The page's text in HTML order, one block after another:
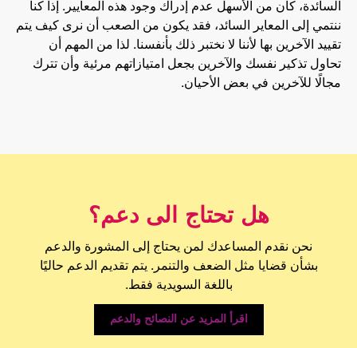
السائدة، كان من الأسهل عدم إدراك وجود هذه المعايير. إذا كنا
ننتمي إلى المعاير السائد، فقد يكون من الصعب أن نرى كيف يتم
تقييد الآخرين بها لأننا لا نختبر ذلك بأنفسنا. لذا من المهم أن
تحاول تذكير نفسك والآخرين بجعل امتيازاتهم مرئية وأن تترك
مجالًا للآخرين في بعض الأحيان.
هل تحتاج الى دعم؟
نحن نقدم المساعدك لمن يحتاج إلى المشورة والدعم
بشأن قضايا مثل الضعف والتنمر. يتم تقديم الدعم حاليًا
باللغة السويدية فقط.
اقرأ المزيد عن النصائح والدعم